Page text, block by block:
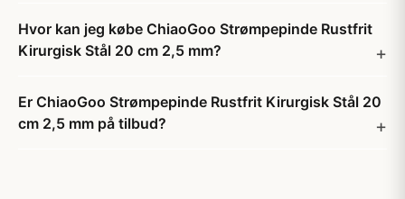
Hvor kan jeg købe ChiaoGoo Strømpepinde Rustfrit
Kirurgisk Stål 20 cm 2,5 mm?
Er ChiaoGoo Strømpepinde Rustfrit Kirurgisk Stål 20
cm 2,5 mm på tilbud?